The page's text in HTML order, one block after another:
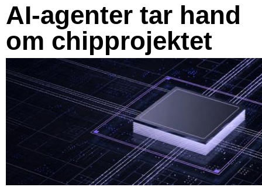
AI-agenter tar hand
om chipprojektet